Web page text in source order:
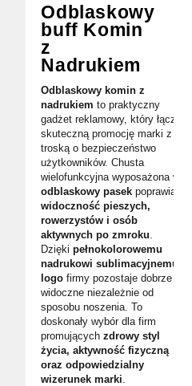
Odblaskowy
buff Komin
z
Nadrukiem
Odblaskowy komin z
nadrukiem to praktyczny
gadżet reklamowy, który łączy
skuteczną promocję marki z
troską o bezpieczeństwo
użytkowników. Chusta
wielofunkcyjna wyposażona w
odblaskowy pasek poprawia
widoczność pieszych,
rowerzystów i osób
aktywnych po zmroku
Dziękipełnokolorowemu
nadrukowi sublimacyjnemu
logo firmy pozostaje dobrze
widoczne niezależnie od
sposobu noszenia. To
doskonały wybór dla firm
promującychzdrowy styl
życia, aktywność fizyczną
oraz odpowiedzialny
wizerunek marki